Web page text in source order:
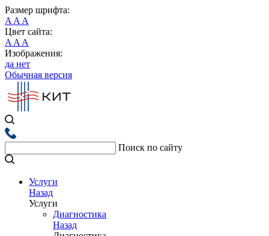
Размер шрифта:
A A A
Цвет сайта:
A A A
Изображения:
да нет
Обычная версия
Поиск по сайту
Услуги
Назад
Услуги
Диагностика
Назад